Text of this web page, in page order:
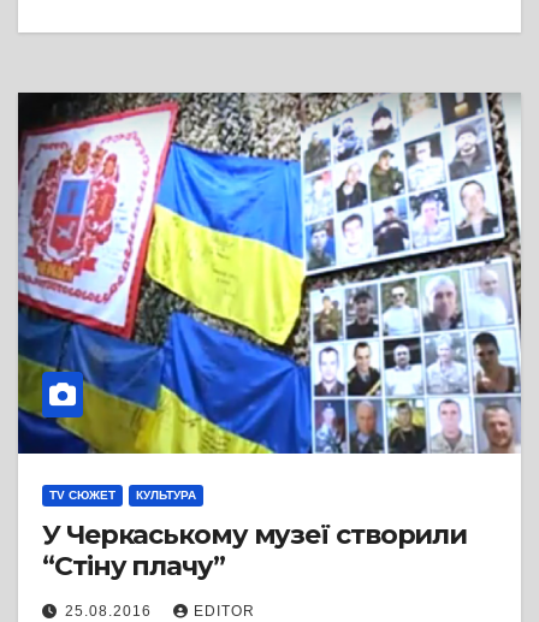
TV СЮЖЕТ КУЛЬТУРА
У Черкаському музеї створили
“Стіну плачу”
25.08.2016 EDITOR